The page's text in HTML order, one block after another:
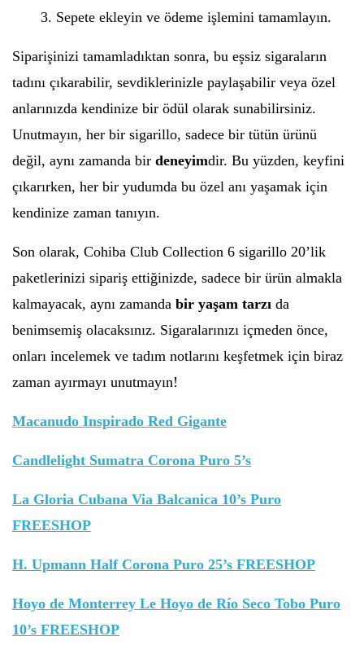
Sepete ekleyin ve ödeme işlemini tamamlayın.
Siparişinizi tamamladıktan sonra, bu eşsiz sigaraların
tadını çıkarabilir, sevdiklerinizle paylaşabilir veya özel
anlarınızda kendinize bir ödül olarak sunabilirsiniz.
Unutmayın, her bir sigarillo, sadece bir tütün ürünü
değil, aynı zamanda bir deneyimdir. Bu yüzden, keyfini
çıkarırken, her bir yudumda bu özel anı yaşamak için
kendinize zaman tanıyın.
Son olarak, Cohiba Club Collection 6 sigarillo 20’lik
paketlerinizi sipariş ettiğinizde, sadece bir ürün almakla
kalmayacak, aynı zamanda bir yaşam tarzı da
benimsemiş olacaksınız. Sigaralarınızı içmeden önce,
onları incelemek ve tadım notlarını keşfetmek için biraz
zaman ayırmayı unutmayın!
Macanudo Inspirado Red Gigante
Candlelight Sumatra Corona Puro 5’s
La Gloria Cubana Via Balcanica 10’s Puro
FREESHOP
H. Upmann Half Corona Puro 25’s FREESHOP
Hoyo de Monterrey Le Hoyo de Río Seco Tobo Puro
10’s FREESHOP